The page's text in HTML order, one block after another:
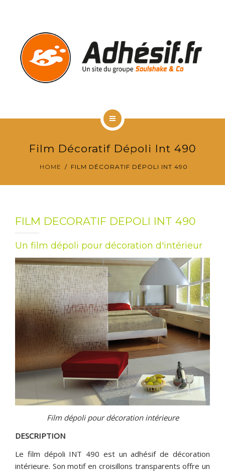
VITROPHANIE
CONTACT & DEVIS GRATUIT
CONTACT & DEVIS GRATUIT
Film Décoratif Dépoli Int 490
HOME FILM DÉCORATIF DÉPOLI INT 490
FILM DECORATIF DEPOLI INT 490
Un film dépoli pour décoration d'intérieur
Film dépoli pour décoration intérieure
DESCRIPTION
Le film dépoli INT 490 est un adhésif de décoration
intérieure. Son motif en croisillons transparents offre un